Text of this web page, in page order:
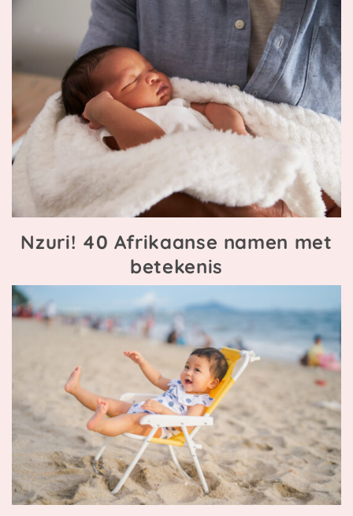
Nzuri! 40 Afrikaanse namen met
betekenis